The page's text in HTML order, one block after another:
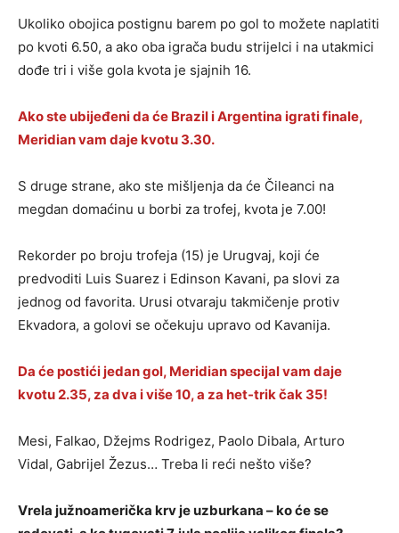
Ukoliko obojica postignu barem po gol to možete naplatiti
po kvoti 6.50, a ako oba igrača budu strijelci i na utakmici
dođe tri i više gola kvota je sjajnih 16.
Ako ste ubijeđeni da će Brazil i Argentina igrati finale,
Meridian vam daje kvotu 3.30.
S druge strane, ako ste mišljenja da će Čileanci na
megdan domaćinu u borbi za trofej, kvota je 7.00!
Rekorder po broju trofeja (15) je Urugvaj, koji će
predvoditi Luis Suarez i Edinson Kavani, pa slovi za
jednog od favorita. Urusi otvaraju takmičenje protiv
Ekvadora, a golovi se očekuju upravo od Kavanija.
Da će postići jedan gol, Meridian specijal vam daje
kvotu 2.35, za dva i više 10, a za het-trik čak 35!
Mesi, Falkao, Džejms Rodrigez, Paolo Dibala, Arturo
Vidal, Gabrijel Žezus… Treba li reći nešto više?
Vrela južnoamerička krv je uzburkana – ko će se